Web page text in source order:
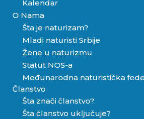
Kalendar
O Nama
Šta je naturizam?
Mladi naturisti Srbije
Žene u naturizmu
Statut NOS-a
Međunarodna naturistička
Članstvo
Šta znači članstvo?
Šta članstvo uključuje?